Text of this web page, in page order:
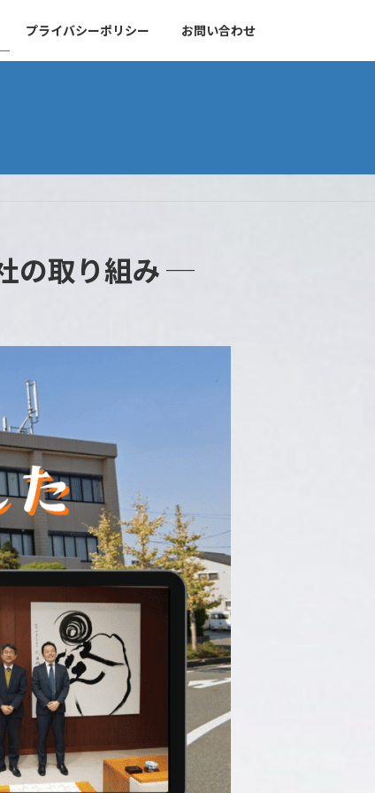
プライバシーポリシー お問い合わせ
の取り組み ─